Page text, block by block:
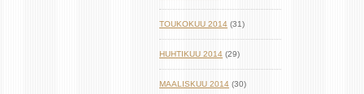
TOUKOKUU 2014 (31)
HUHTIKUU 2014 (29)
MAALISKUU 2014 (30)